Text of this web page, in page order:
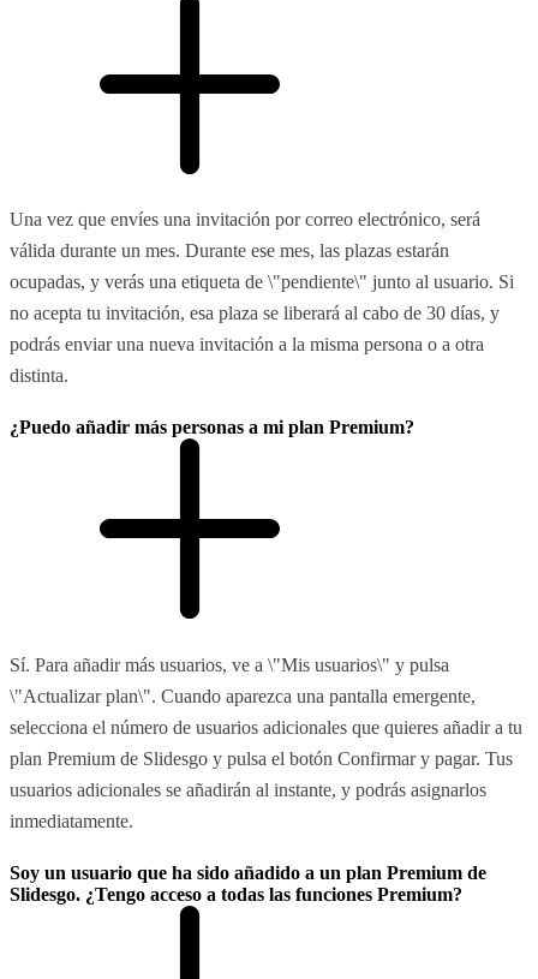
Una vez que envíes una invitación por correo electrónico, será
válida durante un mes. Durante ese mes, las plazas estarán
ocupadas, y verás una etiqueta de \"pendiente\" junto al usuario. Si
no acepta tu invitación, esa plaza se liberará al cabo de 30 días, y
podrás enviar una nueva invitación a la misma persona o a otra
distinta.
¿Puedo añadir más personas a mi plan Premium?
Sí. Para añadir más usuarios, ve a \"Mis usuarios\" y pulsa
\"Actualizar plan\". Cuando aparezca una pantalla emergente,
selecciona el número de usuarios adicionales que quieres añadir a tu
plan Premium de Slidesgo y pulsa el botón Confirmar y pagar. Tus
usuarios adicionales se añadirán al instante, y podrás asignarlos
inmediatamente.
Soy un usuario que ha sido añadido a un plan Premium de
Slidesgo. ¿Tengo acceso a todas las funciones Premium?